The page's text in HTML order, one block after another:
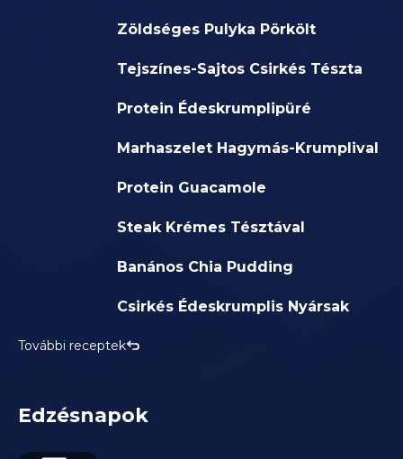
Zöldséges Pulyka Pörkölt
Tejszínes-Sajtos Csirkés Tészta
Protein Édeskrumplipüré
Marhaszelet Hagymás-Krumplival
Protein Guacamole
Steak Krémes Tésztával
Banános Chia Pudding
Csirkés Édeskrumplis Nyársak
További receptek
Edzésnapok